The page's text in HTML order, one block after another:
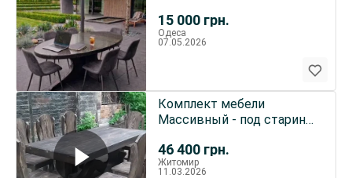
15 000 грн.
бетон
Одеса
07.05.2026
46 400 грн.
Комплект мебели
Массивный - под старину
)
Житомир
11.03.2026